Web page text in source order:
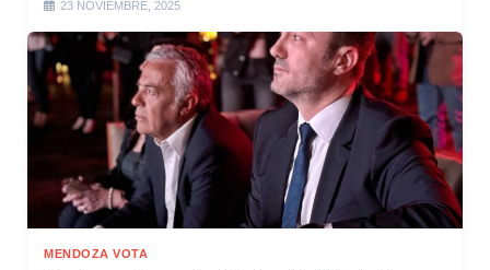
23 NOVIEMBRE, 2025
MENDOZA VOTA